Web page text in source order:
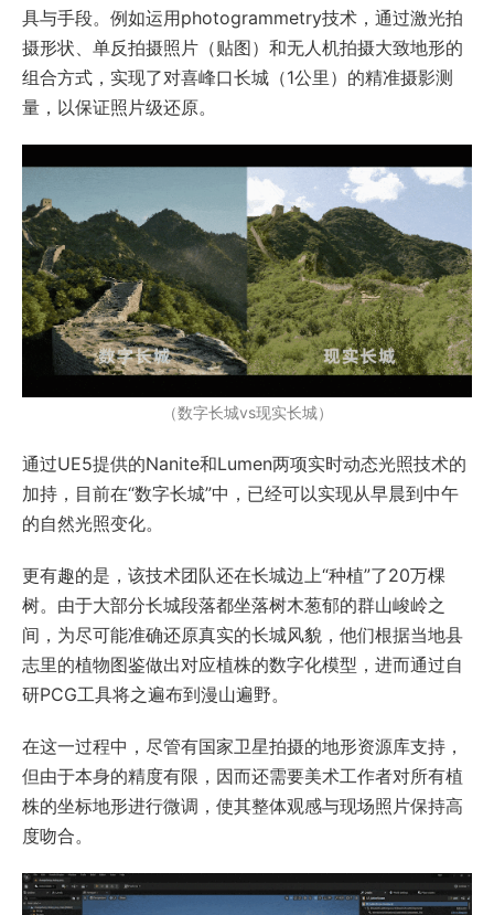
具与手段。例如运用photogrammetry技术，通过激光拍
摄形状、单反拍摄照片（贴图）和无人机拍摄大致地形的
组合方式，实现了对喜峰口长城（1公里）的精准摄影测
量，以保证照片级还原。
（数字长城vs现实长城）
通过UE5提供的Nanite和Lumen两项实时动态光照技术的
加持，目前在“数字长城”中，已经可以实现从早晨到中午
的自然光照变化。
更有趣的是，该技术团队还在长城边上“种植”了20万棵
树。由于大部分长城段落都坐落树木葱郁的群山峻岭之
间，为尽可能准确还原真实的长城风貌，他们根据当地县
志里的植物图鉴做出对应植株的数字化模型，进而通过自
研PCG工具将之遍布到漫山遍野。
在这一过程中，尽管有国家卫星拍摄的地形资源库支持，
但由于本身的精度有限，因而还需要美术工作者对所有植
株的坐标地形进行微调，使其整体观感与现场照片保持高
度吻合。